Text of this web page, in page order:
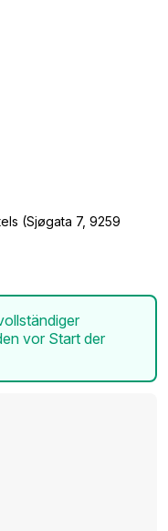
(Sjøgata 7, 9259
vor Start der